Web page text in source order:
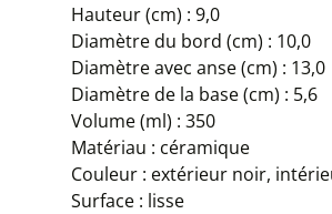
Hauteur (cm) : 9,0
Diamètre du bord (cm) : 10,0
Diamètre avec anse (cm) : 13,0
Diamètre de la base (cm) : 5,6
Volume (ml) : 350
Matériau : céramique
Couleur : extérieur noir,
Surface : lisse